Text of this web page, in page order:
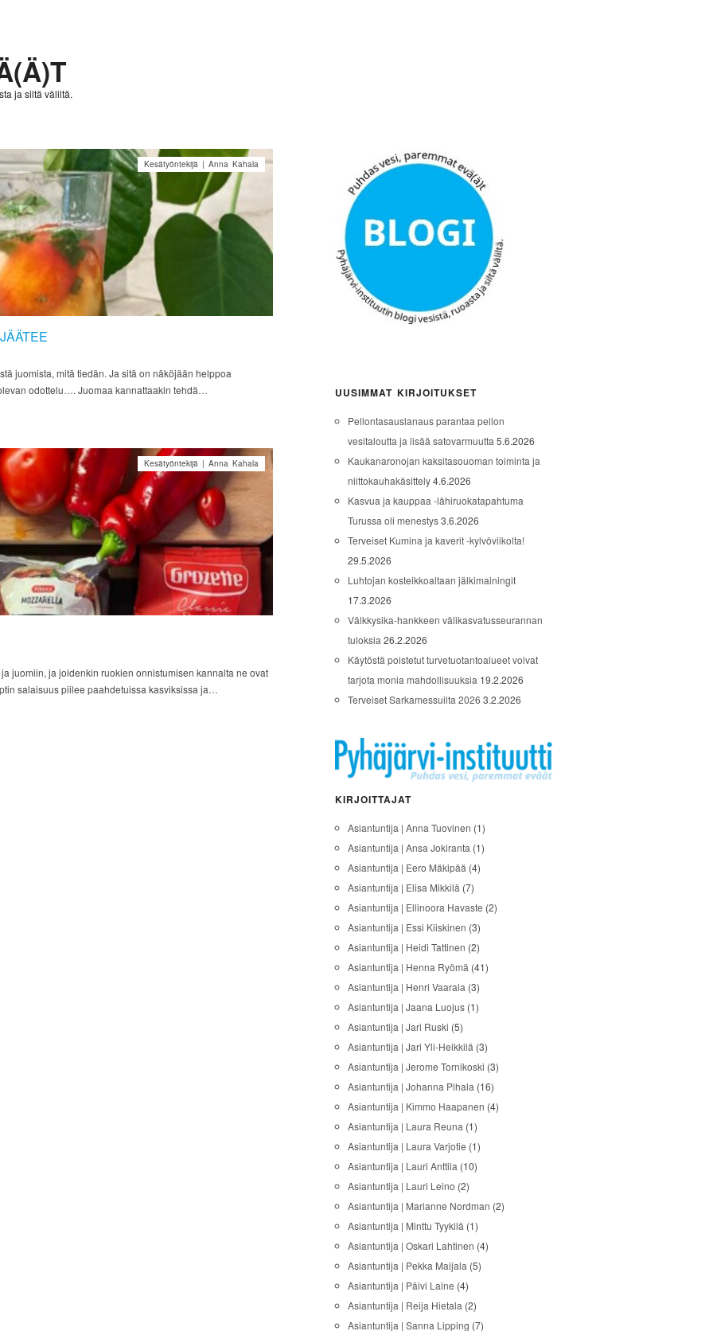
ja siltä väliltä.
Kesätyöntekijä | Anna Kahala
juomista, mitä tiedän. Ja sitä on näköjään helppoa
odottelu…. Juomaa kannattaakin tehdä…
Kesätyöntekijä | Anna Kahala
juomiin, ja joidenkin ruokien onnistumisen kannalta ne ovat
salaisuus piilee paahdetuissa kasviksissa ja…
UUSIMMAT KIRJOITUKSET
Pellontasauslanaus parantaa pellon
vesitaloutta ja lisää satovarmuutta 5.6.2026
Kaukanaronojan kaksitasouoman toiminta ja
niittokauhakäsittely 4.6.2026
Kasvua ja kauppaa -lähiruokatapahtuma
Turussa oli menestys 3.6.2026
Terveiset Kumina ja kaverit -kylvöviikolta!
29.5.2026
Luhtojan kosteikkoaltaan jälkimainingit
17.3.2026
Välkkysika-hankkeen välikasvatusseurannan
tuloksia 26.2.2026
Käytöstä poistetut turvetuotantoalueet voivat
tarjota monia mahdollisuuksia 19.2.2026
Terveiset Sarkamessuilta 2026 3.2.2026
KIRJOITTAJAT
Asiantuntija | Anna Tuovinen (1)
Asiantuntija | Ansa Jokiranta (1)
Asiantuntija | Eero Mäkipää (4)
Asiantuntija | Elisa Mikkilä (7)
Asiantuntija | Ellinoora Havaste (2)
Asiantuntija | Essi Kiiskinen (3)
Asiantuntija | Heidi Tattinen (2)
Asiantuntija | Henna Ryömä (41)
Asiantuntija | Henri Vaarala (3)
Asiantuntija | Jaana Luojus (1)
Asiantuntija | Jari Ruski (5)
Asiantuntija | Jari Yli-Heikkilä (3)
Asiantuntija | Jerome Tornikoski (3)
Asiantuntija | Johanna Pihala (16)
Asiantuntija | Kimmo Haapanen (4)
Asiantuntija | Laura Reuna (1)
Asiantuntija | Laura Varjotie (1)
Asiantuntija | Lauri Anttila (10)
Asiantuntija | Lauri Leino (2)
Asiantuntija | Marianne Nordman (2)
Asiantuntija | Minttu Tyykilä (1)
Asiantuntija | Oskari Lahtinen (4)
Asiantuntija | Pekka Maijala (5)
Asiantuntija | Päivi Laine (4)
Asiantuntija | Reija Hietala (2)
Asiantuntija | Sanna Lipping (7)